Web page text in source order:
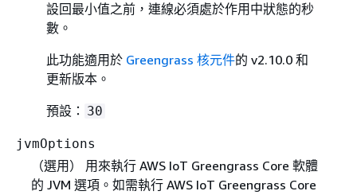
設回最小值之前，連線必須處於作用中狀態的秒
數。
此功能適用於 Greengrass 核元件的 v2.10.0 和
更新版本。
預設： 30
jvmOptions
（選用） 用來執行 AWS IoT Greengrass Core 軟體
的 JVM 選項。如需執行 AWS IoT Greengrass Core